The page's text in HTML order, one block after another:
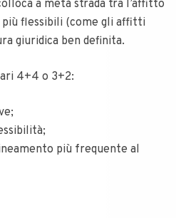
a metà strada tra l’affitto
flessibili (come gli affitti
giuridica ben definita.
4+4 o 3+2:
più frequente al